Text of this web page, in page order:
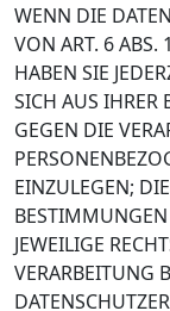
WENN DIE
VON ART. 6 ABS.
HABEN SIE
SICH AUS IHRER
GEGEN DIE
EINZULEGEN;
JEWEILIGE
VERARBEITUNG